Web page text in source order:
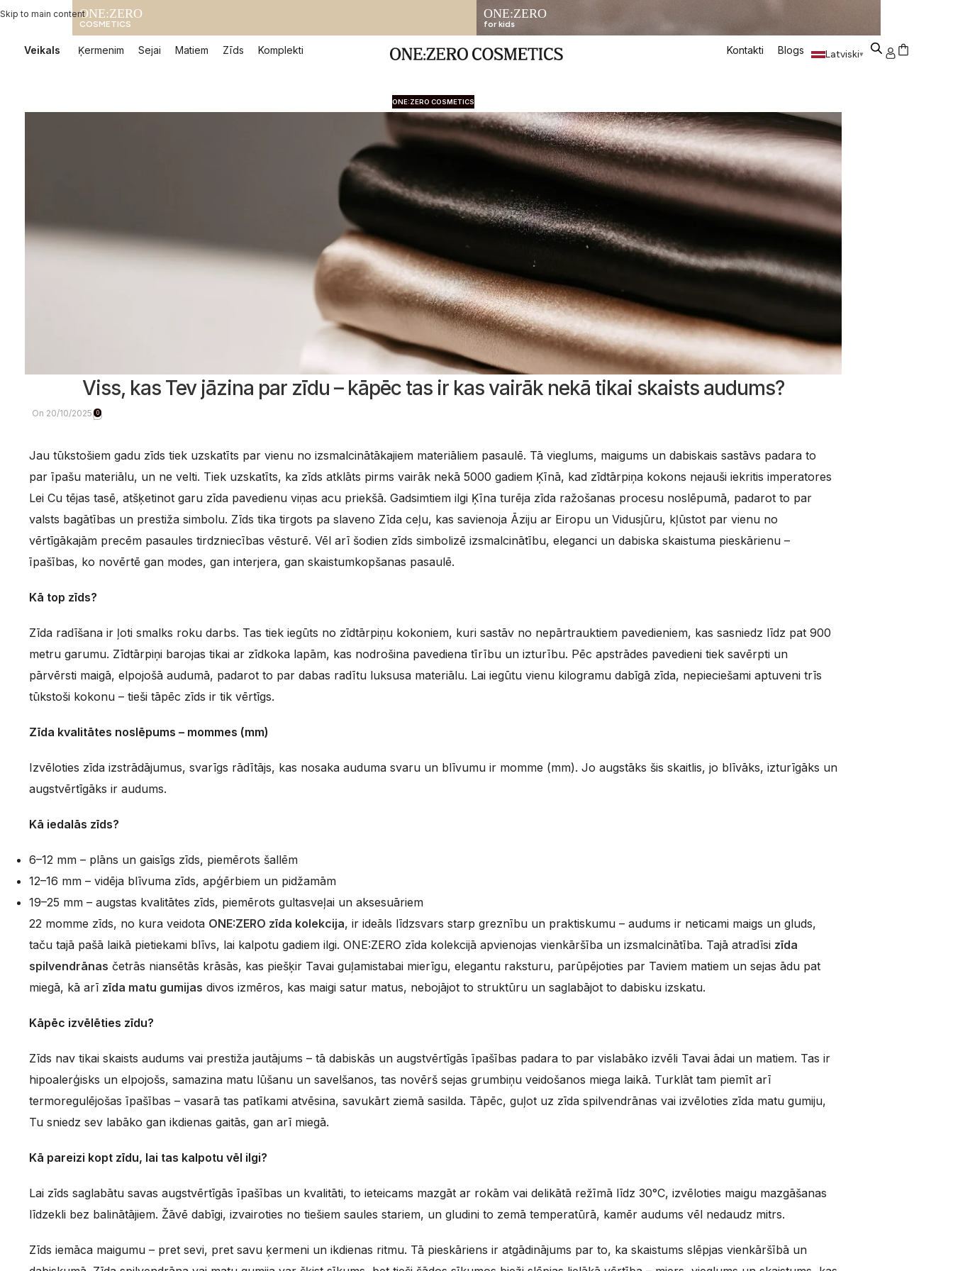
Skip to main contentONE:ZERO
COSMETICS
ONE:ZERO
for kids
Veikals Ķermenim Sejai Matiem Zīds Komplekti Kontakti Blogs Latviski▾
ONE:ZERO COSMETICS
Viss, kas Tev jāzina par zīdu – kāpēc tas ir kas vairāk nekā tikai skaists audums?
On 20/10/2025 0
Jau tūkstošiem gadu zīds tiek uzskatīts par vienu no izsmalcinātākajiem materiāliem pasaulē. Tā vieglums, maigums un dabiskais sastāvs padara to
par īpašu materiālu, un ne velti. Tiek uzskatīts, ka zīds atklāts pirms vairāk nekā 5000 gadiem Ķīnā, kad zīdtārpiņa kokons nejauši iekritis imperatores
Lei Cu tējas tasē, atšķetinot garu zīda pavedienu viņas acu priekšā. Gadsimtiem ilgi Ķīna turēja zīda ražošanas procesu noslēpumā, padarot to par
valsts bagātības un prestiža simbolu. Zīds tika tirgots pa slaveno Zīda ceļu, kas savienoja Āziju ar Eiropu un Vidusjūru, kļūstot par vienu no
vērtīgākajām precēm pasaules tirdzniecības vēsturē. Vēl arī šodien zīds simbolizē izsmalcinātību, eleganci un dabiska skaistuma pieskārienu –
īpašības, ko novērtē gan modes, gan interjera, gan skaistumkopšanas pasaulē.
Kā top zīds?
Zīda radīšana ir ļoti smalks roku darbs. Tas tiek iegūts no zīdtārpiņu kokoniem, kuri sastāv no nepārtrauktiem pavedieniem, kas sasniedz līdz pat 900
metru garumu. Zīdtārpiņi barojas tikai ar zīdkoka lapām, kas nodrošina pavediena tīrību un izturību. Pēc apstrādes pavedieni tiek savērpti un
pārvērsti maigā, elpojošā audumā, padarot to par dabas radītu luksusa materiālu. Lai iegūtu vienu kilogramu dabīgā zīda, nepieciešami aptuveni trīs
tūkstoši kokonu – tieši tāpēc zīds ir tik vērtīgs.
Zīda kvalitātes noslēpums – mommes (mm)
Izvēloties zīda izstrādājumus, svarīgs rādītājs, kas nosaka auduma svaru un blīvumu ir momme (mm). Jo augstāks šis skaitlis, jo blīvāks, izturīgāks un
augstvērtīgāks ir audums.
Kā iedalās zīds?
6–12 mm – plāns un gaisīgs zīds, piemērots šallēm
12–16 mm – vidēja blīvuma zīds, apģērbiem un pidžamām
19–25 mm – augstas kvalitātes zīds, piemērots gultasveļai un aksesuāriem
22 momme zīds, no kura veidota ONE:ZERO zīda kolekcija, ir ideāls līdzsvars starp greznību un praktiskumu – audums ir neticami maigs un gluds,
taču tajā pašā laikā pietiekami blīvs, lai kalpotu gadiem ilgi. ONE:ZERO zīda kolekcijā apvienojas vienkāršība un izsmalcinātība. Tajā atradīsi zīda
spilvendrānas četrās niansētās krāsās, kas piešķir Tavai guļamistabai mierīgu, elegantu raksturu, parūpējoties par Taviem matiem un sejas ādu pat
miegā, kā arī zīda matu gumijas divos izmēros, kas maigi satur matus, nebojājot to struktūru un saglabājot to dabisku izskatu.
Kāpēc izvēlēties zīdu?
Zīds nav tikai skaists audums vai prestiža jautājums – tā dabiskās un augstvērtīgās īpašības padara to par vislabāko izvēli Tavai ādai un matiem. Tas ir
hipoalerģisks un elpojošs, samazina matu lūšanu un savelšanos, tas novērš sejas grumbiņu veidošanos miega laikā. Turklāt tam piemīt arī
termoregulējošas īpašības – vasarā tas patīkami atvēsina, savukārt ziemā sasilda. Tāpēc, guļot uz zīda spilvendrānas vai izvēloties zīda matu gumiju,
Tu sniedz sev labāko gan ikdienas gaitās, gan arī miegā.
Kā pareizi kopt zīdu, lai tas kalpotu vēl ilgi?
Lai zīds saglabātu savas augstvērtīgās īpašības un kvalitāti, to ieteicams mazgāt ar rokām vai delikātā režīmā līdz 30°C, izvēloties maigu mazgāšanas
līdzekli bez balinātājiem. Žāvē dabīgi, izvairoties no tiešiem saules stariem, un gludini to zemā temperatūrā, kamēr audums vēl nedaudz mitrs.
Zīds iemāca maigumu – pret sevi, pret savu ķermeni un ikdienas ritmu. Tā pieskāriens ir atgādinājums par to, ka skaistums slēpjas vienkāršībā un